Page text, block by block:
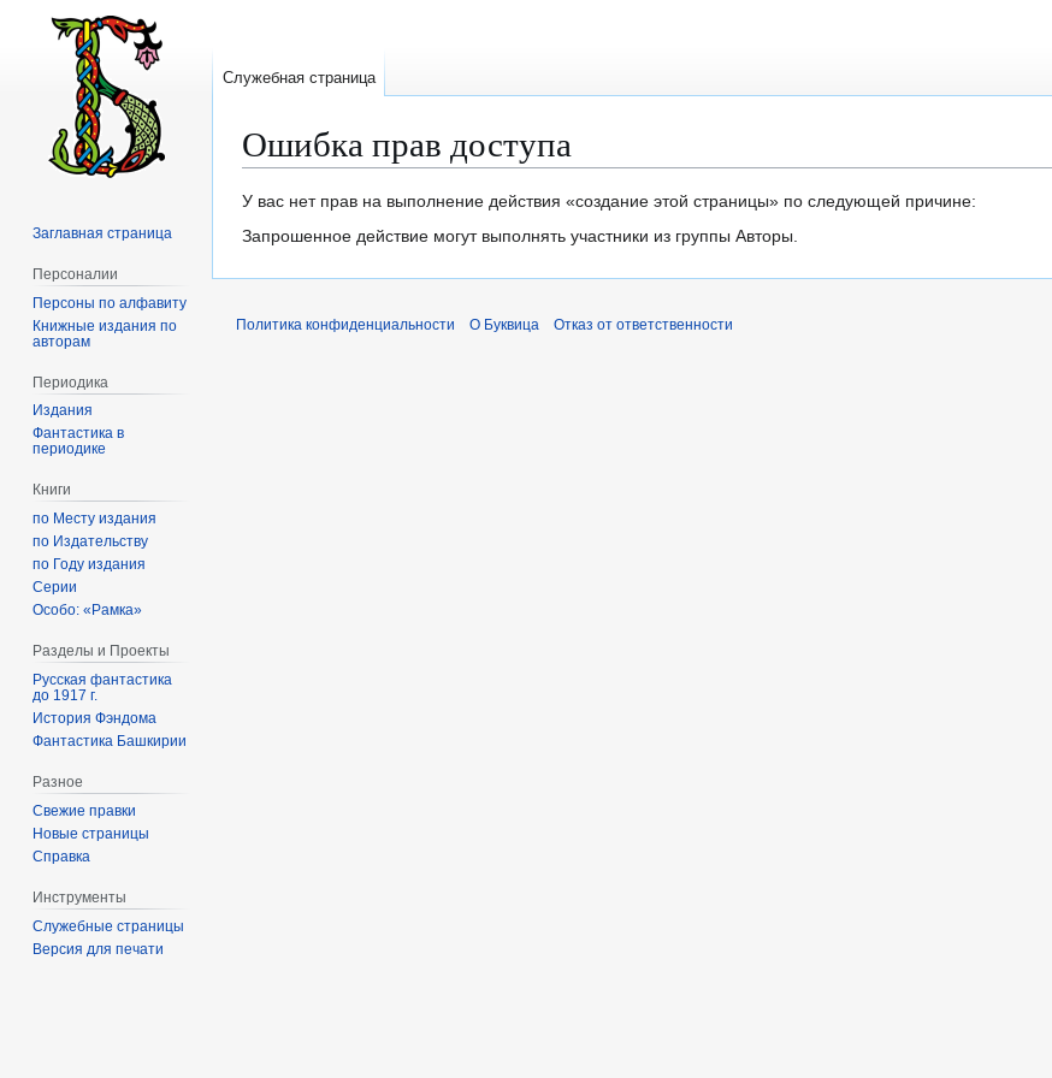
Ошибка прав доступа
Перейти
к
Перейти
к
У вас нет прав на выполнение действия «создание этой страницы» по следующей причине:
Запрошенное действие могут выполнять участники из группы Авторы.
Служебная страница
Заглавная страница
Персоналии
Персоны по алфавиту
Книжные издания по
авторам
Периодика
Издания
Фантастика в
периодике
Книги
по Месту издания
по Издательству
по Году издания
Серии
Особо: «Рамка»
Разделы и Проекты
Русская фантастика
до 1917 г.
История Фэндома
Фантастика Башкирии
Разное
Свежие правки
Новые страницы
Справка
Инструменты
Служебные страницы
Версия для печати
Политика конфиденциальности О Буквица Отказ от ответственности